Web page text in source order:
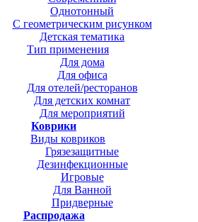
Однотонный
С геометрическим рисунком
Детская тематика
Тип применения
Для дома
Для офиса
Для отелей/ресторанов
Для детских комнат
Для мероприятий
Коврики
Виды ковриков
Грязезащитные
Дезинфекционные
Игровые
Для Ванной
Придверные
Распродажа